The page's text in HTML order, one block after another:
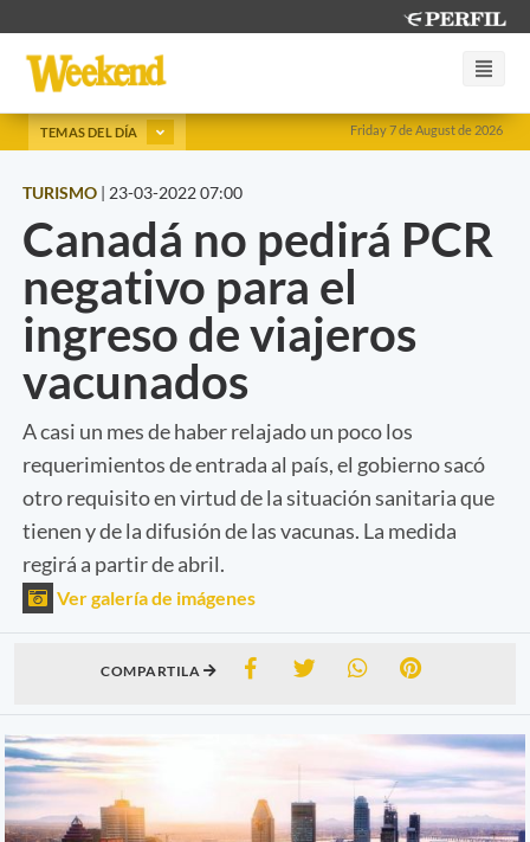
Friday 7 de August de 2026
TEMAS DEL DÍA
TURISMO | 23-03-2022 07:00
Canadá no pedirá PCR
negativo para el
ingreso de viajeros
vacunados
A casi un mes de haber relajado un poco los
requerimientos de entrada al país, el gobierno sacó
otro requisito en virtud de la situación sanitaria que
tienen y de la difusión de las vacunas. La medida
regirá a partir de abril.
Ver galería de imágenes
COMPARTILA